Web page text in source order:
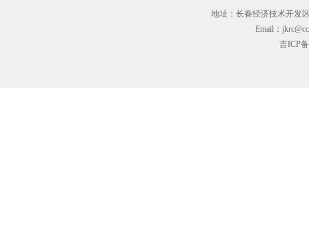
地址：长春经济技术开发
Email：
吉ICP